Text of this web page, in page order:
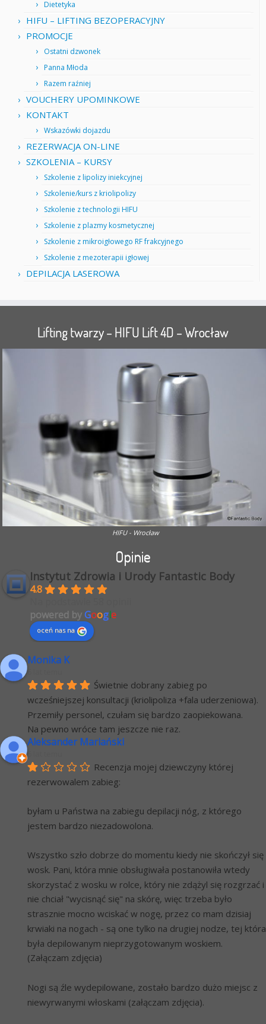
Dietetyka
HIFU – LIFTING BEZOPERACYJNY
PROMOCJE
Ostatni dzwonek
Panna Młoda
Razem raźniej
VOUCHERY UPOMINKOWE
KONTAKT
Wskazówki dojazdu
REZERWACJA ON-LINE
SZKOLENIA – KURSY
Szkolenie z lipolizy iniekcyjnej
Szkolenie/kurs z kriolipolizy
Szkolenie z technologii HIFU
Szkolenie z plazmy kosmetycznej
Szkolenie z mikroigłowego RF frakcyjnego
Szkolenie z mezoterapii igłowej
DEPILACJA LASEROWA
Lifting twarzy – HIFU Lift 4D – Wrocław
HIFU - Wrocław
Opinie
Instytut Zdrowia i Urody Fantastic Body
4.8
powered byGoogle
oceń nas na
Monika K
Świetnie dobrany zabieg po
wcześniejszej konsultacji (kriolipoliza +fala uderzeniowa).
Przemiły personel, czułam się bardzo zaopiekowana.
Na pewno wróce tam jeszcze nie raz.
Aleksander Mariański
Recenzja mojej dziewczyny której
rezerwowalem zabieg:
byłam u Państwa na zabiegu depilacji nóg, z którego
jestem bardzo niezadowolona.
Wszystko szło dobrze do momentu kiedy nie skończył się
wosk. Pani, która mnie obsługiwała postanowiła wtedy
skorzystać z wosku w rolce, który nie zdążyl się rozgrzać i
nie chciał "wycisnąć się" na skórę, więc trzeba było
strasznie mocno wciskać w nogę, przez co mam dzisiaj
krwiaki na nogach - są one tylko na drugiej nodze, tej która
była depilowanym nieprzygotowanym woskiem.
(Załączam zdjęcia)
Nogi są źle wydepilowane, zostało bardzo dużo miejsc z
niewyrwanymi włoskami (załączam zdjęcia).